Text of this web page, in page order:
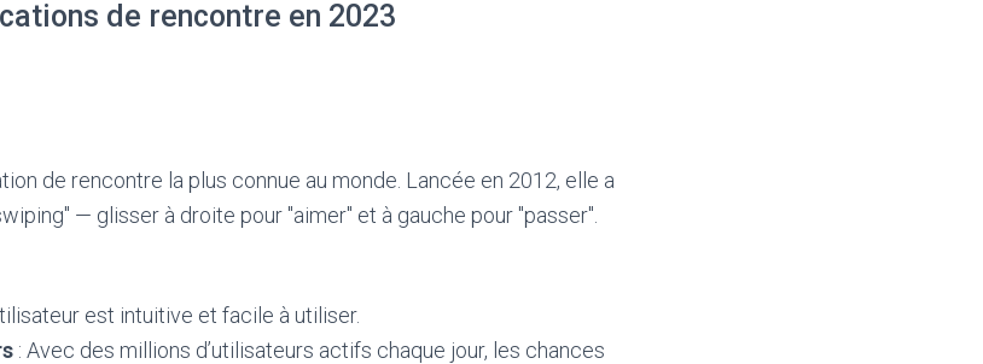
de rencontre en 2023
de rencontre la plus connue au monde. Lancée en 2012, elle a
— glisser à droite pour "aimer" et à gauche pour "passer".
est intuitive et facile à utiliser.
: Avec des millions d’utilisateurs actifs chaque jour, les chances